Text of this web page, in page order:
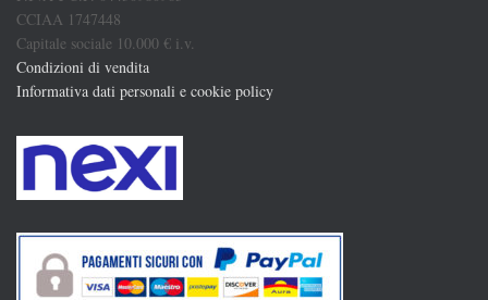
CCIAA 1747448
Capitale sociale 10.000 € i.v.
Condizioni di vendita
Informativa dati personali e cookie policy